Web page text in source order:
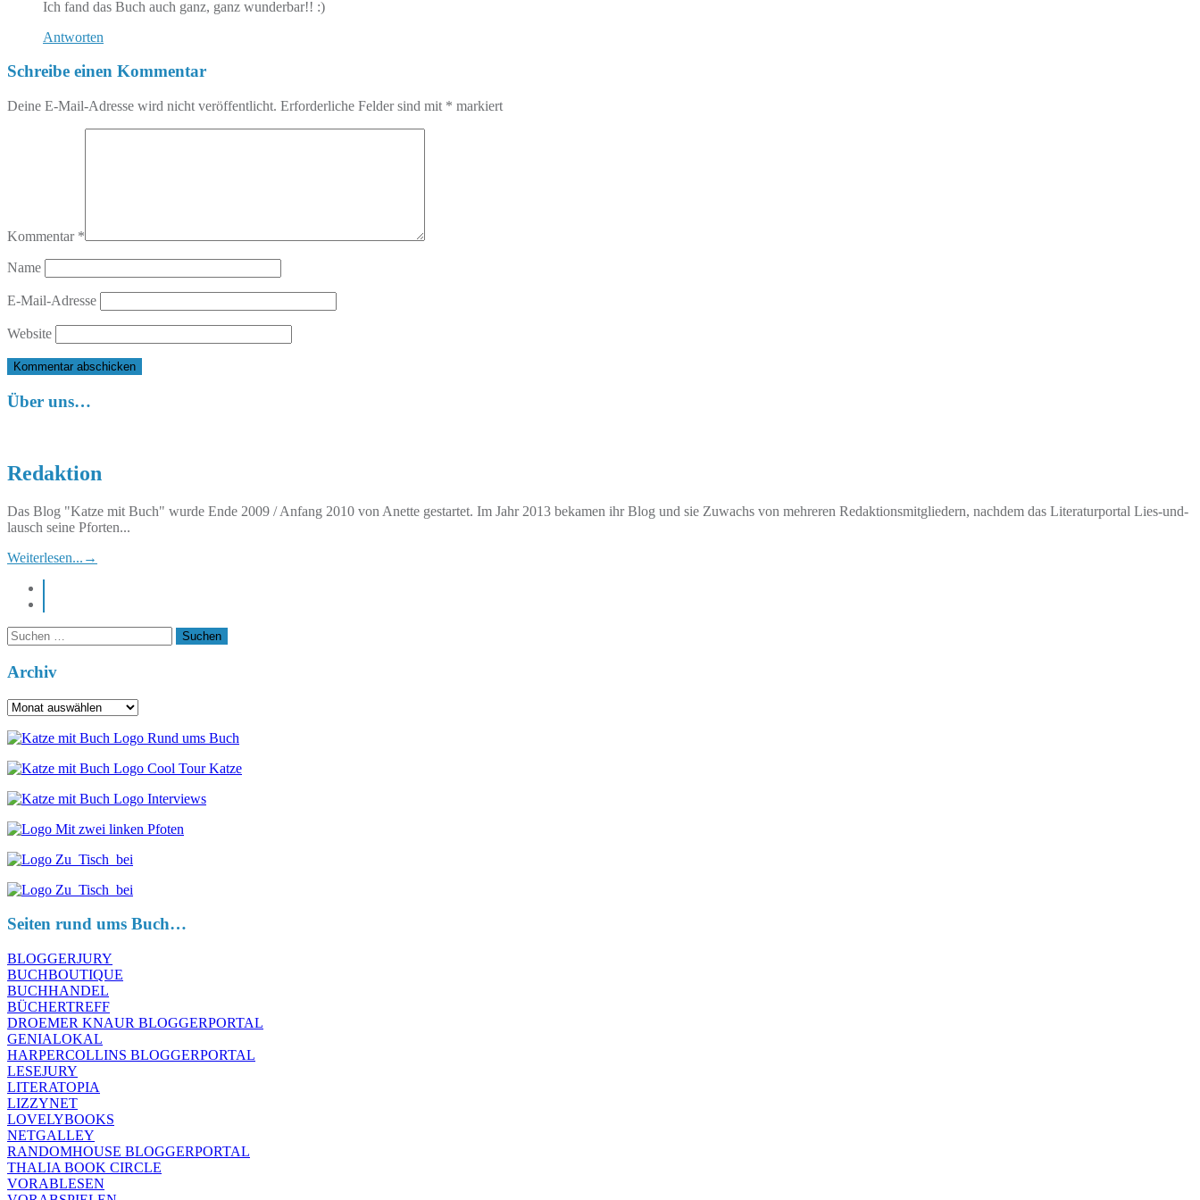
Ich fand das Buch auch ganz, ganz wunderbar!! :)
Antworten
Schreibe einen Kommentar
Deine E-Mail-Adresse wird nicht veröffentlicht. Erforderliche Felder sind mit * markiert
Kommentar *
Name
E-Mail-Adresse
Website
Über uns…
Redaktion
Das Blog "Katze mit Buch" wurde Ende 2009 / Anfang 2010 von Anette gestartet. Im Jahr 2013 bekamen ihr Blog und sie Zuwachs von mehreren Redaktionsmitgliedern, nachdem das Literaturportal Lies-und-
lausch seine Pforten...
Weiterlesen... →
Suchen
nach:
Archiv
Archiv
Seiten rund ums Buch…
BLOGGERJURY
BUCHBOUTIQUE
BUCHHANDEL
BÜCHERTREFF
DROEMER KNAUR BLOGGERPORTAL
GENIALOKAL
HARPERCOLLINS BLOGGERPORTAL
LESEJURY
LITERATOPIA
LIZZYNET
LOVELYBOOKS
NETGALLEY
RANDOMHOUSE BLOGGERPORTAL
THALIA BOOK CIRCLE
VORABLESEN